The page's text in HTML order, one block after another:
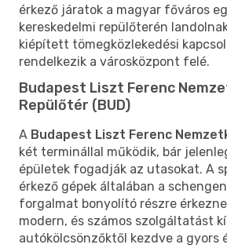
érkező járatok a magyar főváros
kereskedelmi repülőterén
kiépített tömegközlekedési
rendelkezik a városközpont felé.
Budapest Liszt Ferenc
Repülőtér (BUD)
A Budapest Liszt Ferenc
két terminállal működik, bár
épületek fogadják az utasokat. A
érkező gépek általában a
forgalmat bonyolító részre
modern, és számos szolgáltatást
autókölcsönzőktől kezdve a gyors